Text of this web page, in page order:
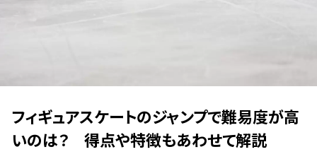
フィギュアスケートのジャンプで難易度が高
いのは？ 得点や特徴もあわせて解説